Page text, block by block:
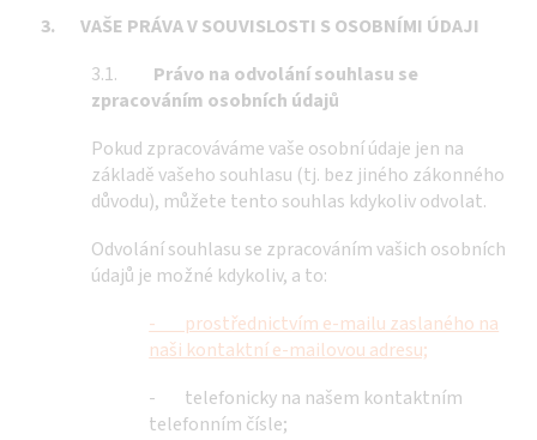
3. VAŠE PRÁVA V SOUVISLOSTI S OSOBNÍMI ÚDAJI
3.1. Právo na odvolání souhlasu se
zpracováním osobních údajů
Pokud zpracováváme vaše osobní údaje jen na
základě vašeho souhlasu (tj. bez jiného zákonného
důvodu), můžete tento souhlas kdykoliv odvolat.
Odvolání souhlasu se zpracováním vašich osobních
údajů je možné kdykoliv, a to:
- prostřednictvím e-mailu zaslaného na
naši kontaktní e-mailovou adresu;
- telefonicky na našem kontaktním
telefonním čísle;